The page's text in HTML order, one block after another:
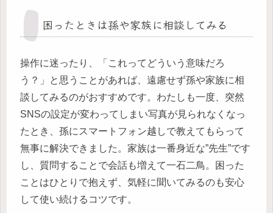
困ったときは孫や家族に相談してみる
操作に迷ったり、「これってどういう意味だろ
う？」と思うことがあれば、遠慮せず孫や家族に相
談してみるのがおすすめです。わたしも一度、突然
SNSの設定が変わってしまい写真が見られなくなっ
たとき、孫にスマートフォン越しで教えてもらって
無事に解決できました。家族は一番身近な”先生”です
し、質問することで会話も増えて一石二鳥。困った
ことはひとりで抱えず、気軽に聞いてみるのも安心
して使い続けるコツです。